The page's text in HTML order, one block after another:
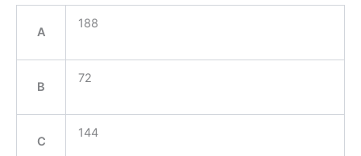
A
188
B
72
C
144